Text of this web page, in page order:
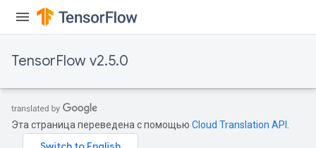
TensorFlow v2.5.0
Эта страница переведена с помощью Cloud Translation API